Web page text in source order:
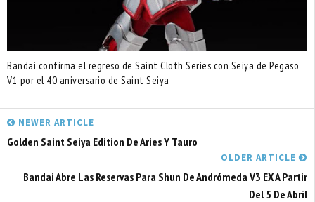
Bandai confirma el regreso de Saint Cloth Series con Seiya de Pegaso
V1 por el 40 aniversario de Saint Seiya
NEWER ARTICLE
Golden Saint Seiya Edition De Aries Y Tauro
OLDER ARTICLE
Bandai Abre Las Reservas Para Shun De Andrómeda V3 EX A Partir
Del 5 De Abril